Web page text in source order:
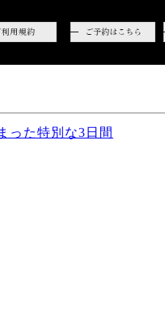
った特別な3日間